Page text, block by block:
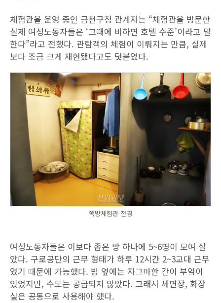
체험관을 운영 중인 금천구청 관계자는 “체험관을 방문한
실제 여성노동자들은 ‘그때에 비하면 호텔 수준’이라고 말
한다”라고 전했다. 관람객의 체험이 이뤄지는 만큼, 실제
보다 조금 크게 재현됐다고도 덧붙였다.
쪽방체험관 전경
여성노동자들은 이보다 좁은 방 하나에 5~6명이 모여 살
았다. 구로공단의 근무 형태가 하루 12시간 2~3교대 근무
였기 때문에 가능했다. 방 옆에는 자그마한 간이 부엌이
있었지만, 수도는 공급되지 않았다. 그래서 세면장, 화장
실은 공동으로 사용해야 했다.